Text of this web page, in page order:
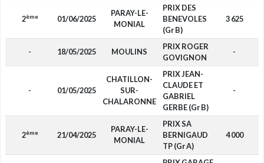
2ème 01/06/2025
PARAY-LE-
MONIAL
PRIX DES
BENEVOLES
(Gr B)
3 625
- 18/05/2025 MOULINS
PRIX ROGER
GOVIGNON
-
- 01/05/2025
CHATILLON-
SUR-
CHALARONNE
PRIX JEAN-
CLAUDE ET
GABRIEL
GERBE (Gr B)
-
2ème 21/04/2025
PARAY-LE-
MONIAL
PRIX SA
BERNIGAUD
TP (Gr A)
4 000